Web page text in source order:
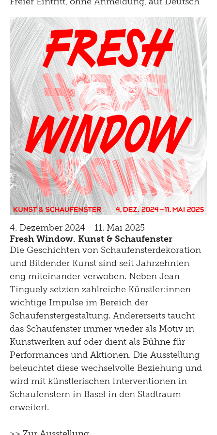
4. Dezember 2024 - 11. Mai 2025
Fresh Window. Kunst & Schaufenster
Die Geschichten von Schaufensterdekoration
und Bildender Kunst sind seit Jahrzehnten
eng miteinander verwoben. Neben Jean
Tinguely setzten zahlreiche Künstler:innen
wichtige Impulse im Bereich der
Schaufenstergestaltung. Andererseits taucht
das Schaufenster immer wieder als Motiv in
Kunstwerken auf oder dient als Bühne für
Performances und Aktionen. Die Ausstellung
beleuchtet diese wechselvolle Beziehung und
wird mit künstlerischen Interventionen in
Schaufenstern in Basel in den Stadtraum
erweitert.